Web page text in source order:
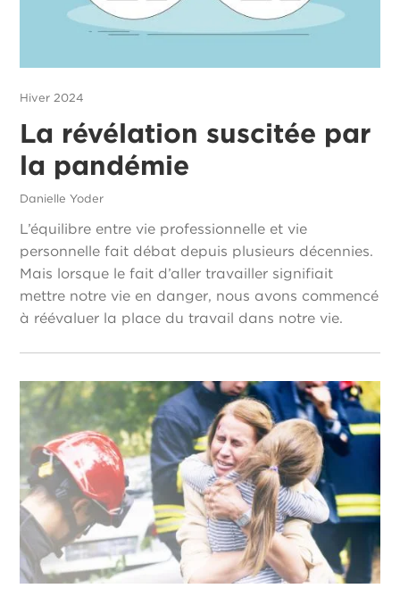
Hiver 2024
La révélation suscitée par
la pandémie
Danielle Yoder
L’équilibre entre vie professionnelle et vie
personnelle fait débat depuis plusieurs décennies.
Mais lorsque le fait d’aller travailler signifiait
mettre notre vie en danger, nous avons commencé
à réévaluer la place du travail dans notre vie.